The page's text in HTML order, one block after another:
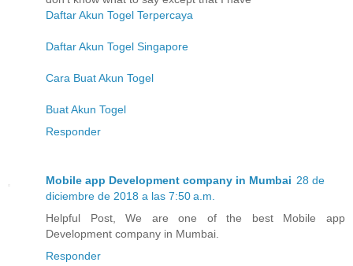
Daftar Akun Togel Terpercaya
Daftar Akun Togel Singapore
Cara Buat Akun Togel
Buat Akun Togel
Responder
Mobile app Development company in Mumbai 28 de
diciembre de 2018 a las 7:50 a.m.
Helpful Post, We are one of the best Mobile app
Development company in Mumbai.
Responder